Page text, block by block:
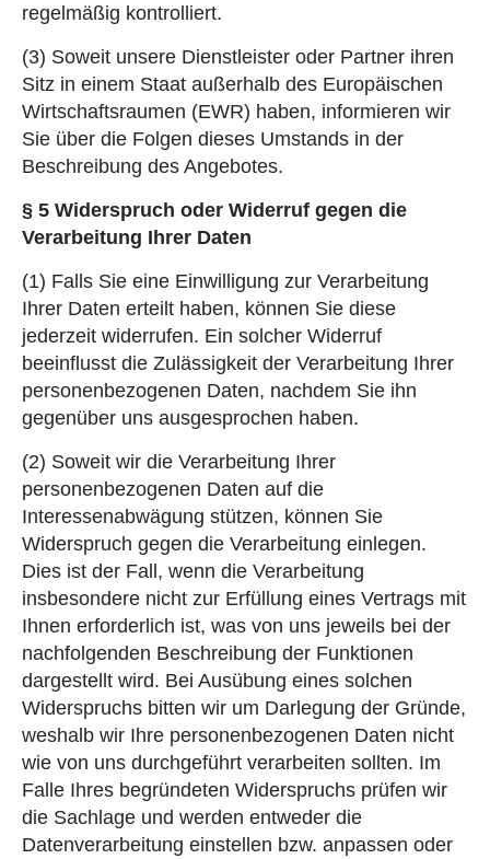
regelmäßig kontrolliert.
(3) Soweit unsere Dienstleister oder Partner ihren
Sitz in einem Staat außerhalb des Europäischen
Wirtschaftsraumen (EWR) haben, informieren wir
Sie über die Folgen dieses Umstands in der
Beschreibung des Angebotes.
§ 5 Widerspruch oder Widerruf gegen die
Verarbeitung Ihrer Daten
(1) Falls Sie eine Einwilligung zur Verarbeitung
Ihrer Daten erteilt haben, können Sie diese
jederzeit widerrufen. Ein solcher Widerruf
beeinflusst die Zulässigkeit der Verarbeitung Ihrer
personenbezogenen Daten, nachdem Sie ihn
gegenüber uns ausgesprochen haben.
(2) Soweit wir die Verarbeitung Ihrer
personenbezogenen Daten auf die
Interessenabwägung stützen, können Sie
Widerspruch gegen die Verarbeitung einlegen.
Dies ist der Fall, wenn die Verarbeitung
insbesondere nicht zur Erfüllung eines Vertrags mit
Ihnen erforderlich ist, was von uns jeweils bei der
nachfolgenden Beschreibung der Funktionen
dargestellt wird. Bei Ausübung eines solchen
Widerspruchs bitten wir um Darlegung der Gründe,
weshalb wir Ihre personenbezogenen Daten nicht
wie von uns durchgeführt verarbeiten sollten. Im
Falle Ihres begründeten Widerspruchs prüfen wir
die Sachlage und werden entweder die
Datenverarbeitung einstellen bzw. anpassen oder